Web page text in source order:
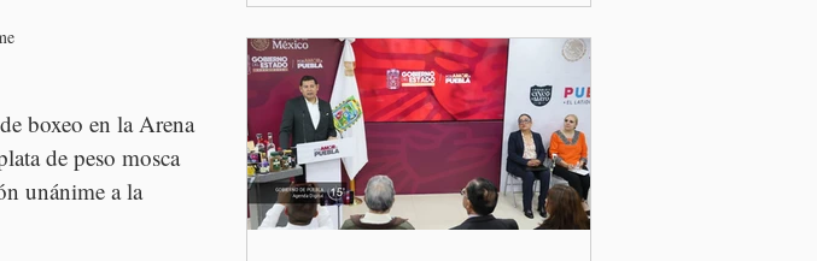
boxeo en la Arena
de peso mosca
unánime a la